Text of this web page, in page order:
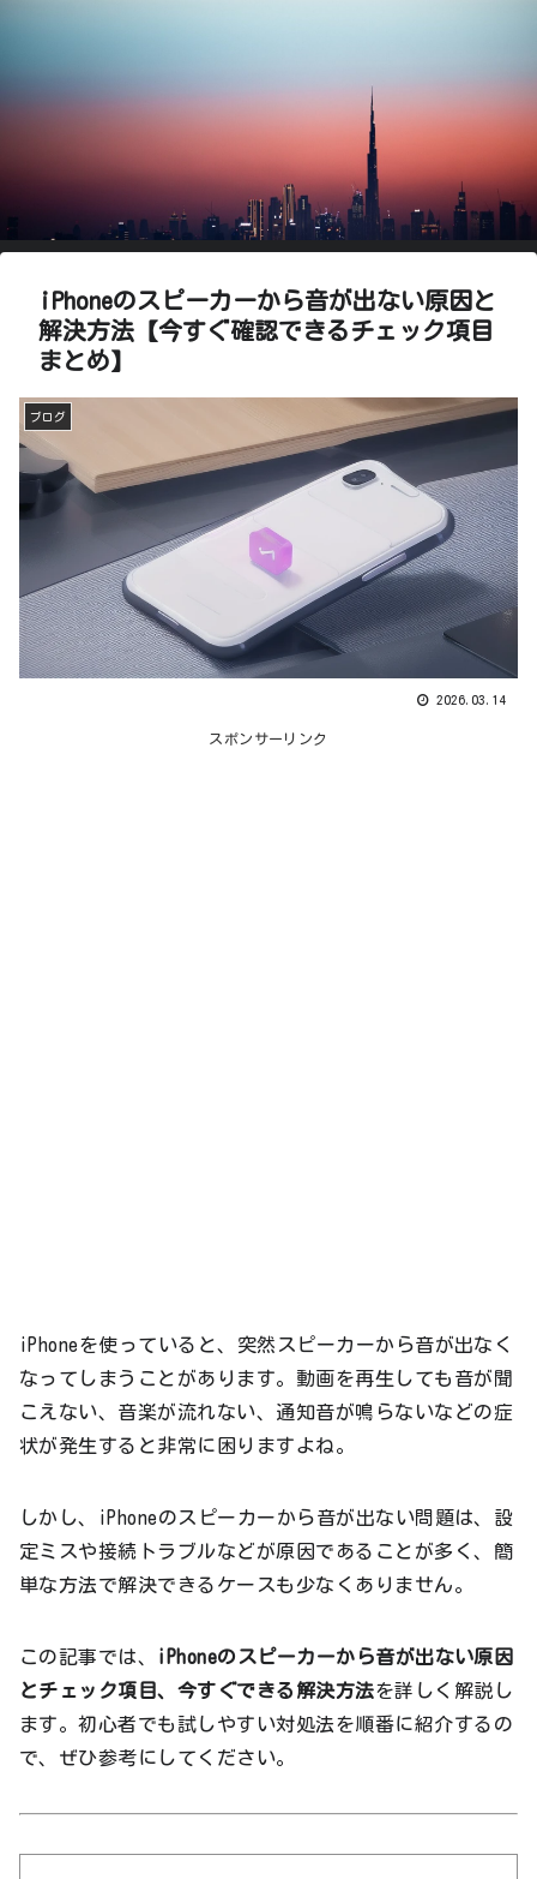
iPhoneのスピーカーから音が出ない原因と
解決方法【今すぐ確認できるチェック項目
まとめ】
ブログ
2026.03.14
スポンサーリンク
iPhoneを使っていると、突然スピーカーから音が出なく
なってしまうことがあります。動画を再生しても音が聞
こえない、音楽が流れない、通知音が鳴らないなどの症
状が発生すると非常に困りますよね。
しかし、iPhoneのスピーカーから音が出ない問題は、設
定ミスや接続トラブルなどが原因であることが多く、簡
単な方法で解決できるケースも少なくありません。
この記事では、
iPhoneのスピーカーから音が出ない原因
とチェック項目、今すぐできる解決方法を詳しく解説し
ます。初心者でも試しやすい対処法を順番に紹介するの
で、ぜひ参考にしてください。